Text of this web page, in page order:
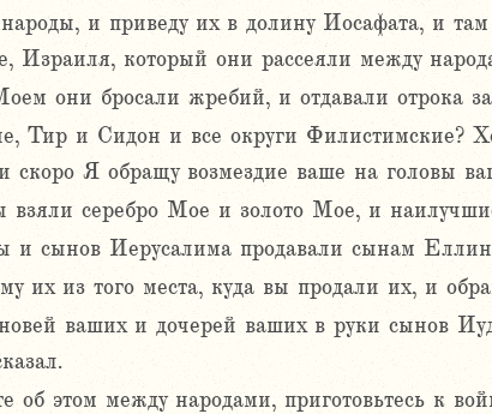
и приведу их в долину Иосафата, и
Израиля, который они рассеяли между
они бросали жребий, и отдавали отрока
Тир и Сидон и все округи Филистимские?
скоро Я обращу возмездие ваше на головы
взяли серебро Мое и золото Мое, и
и сынов Иерусалима продавали сынам
их из того места, куда вы продали их, и
ваших и дочерей ваших в руки сынов
об этом между народами, приготовьтесь к